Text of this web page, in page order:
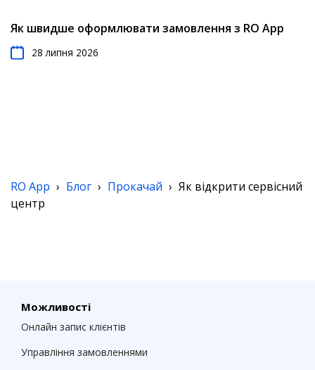
Як швидше оформлювати замовлення з RO App
28 липня 2026
RO App › Блог › Прокачай › Як відкрити сервісний
центр
Можливості
Онлайн запис клієнтів
Управління замовленнями